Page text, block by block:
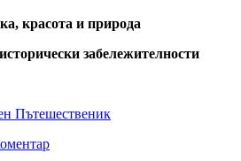
красота и природа
забележителности
Пътешественик